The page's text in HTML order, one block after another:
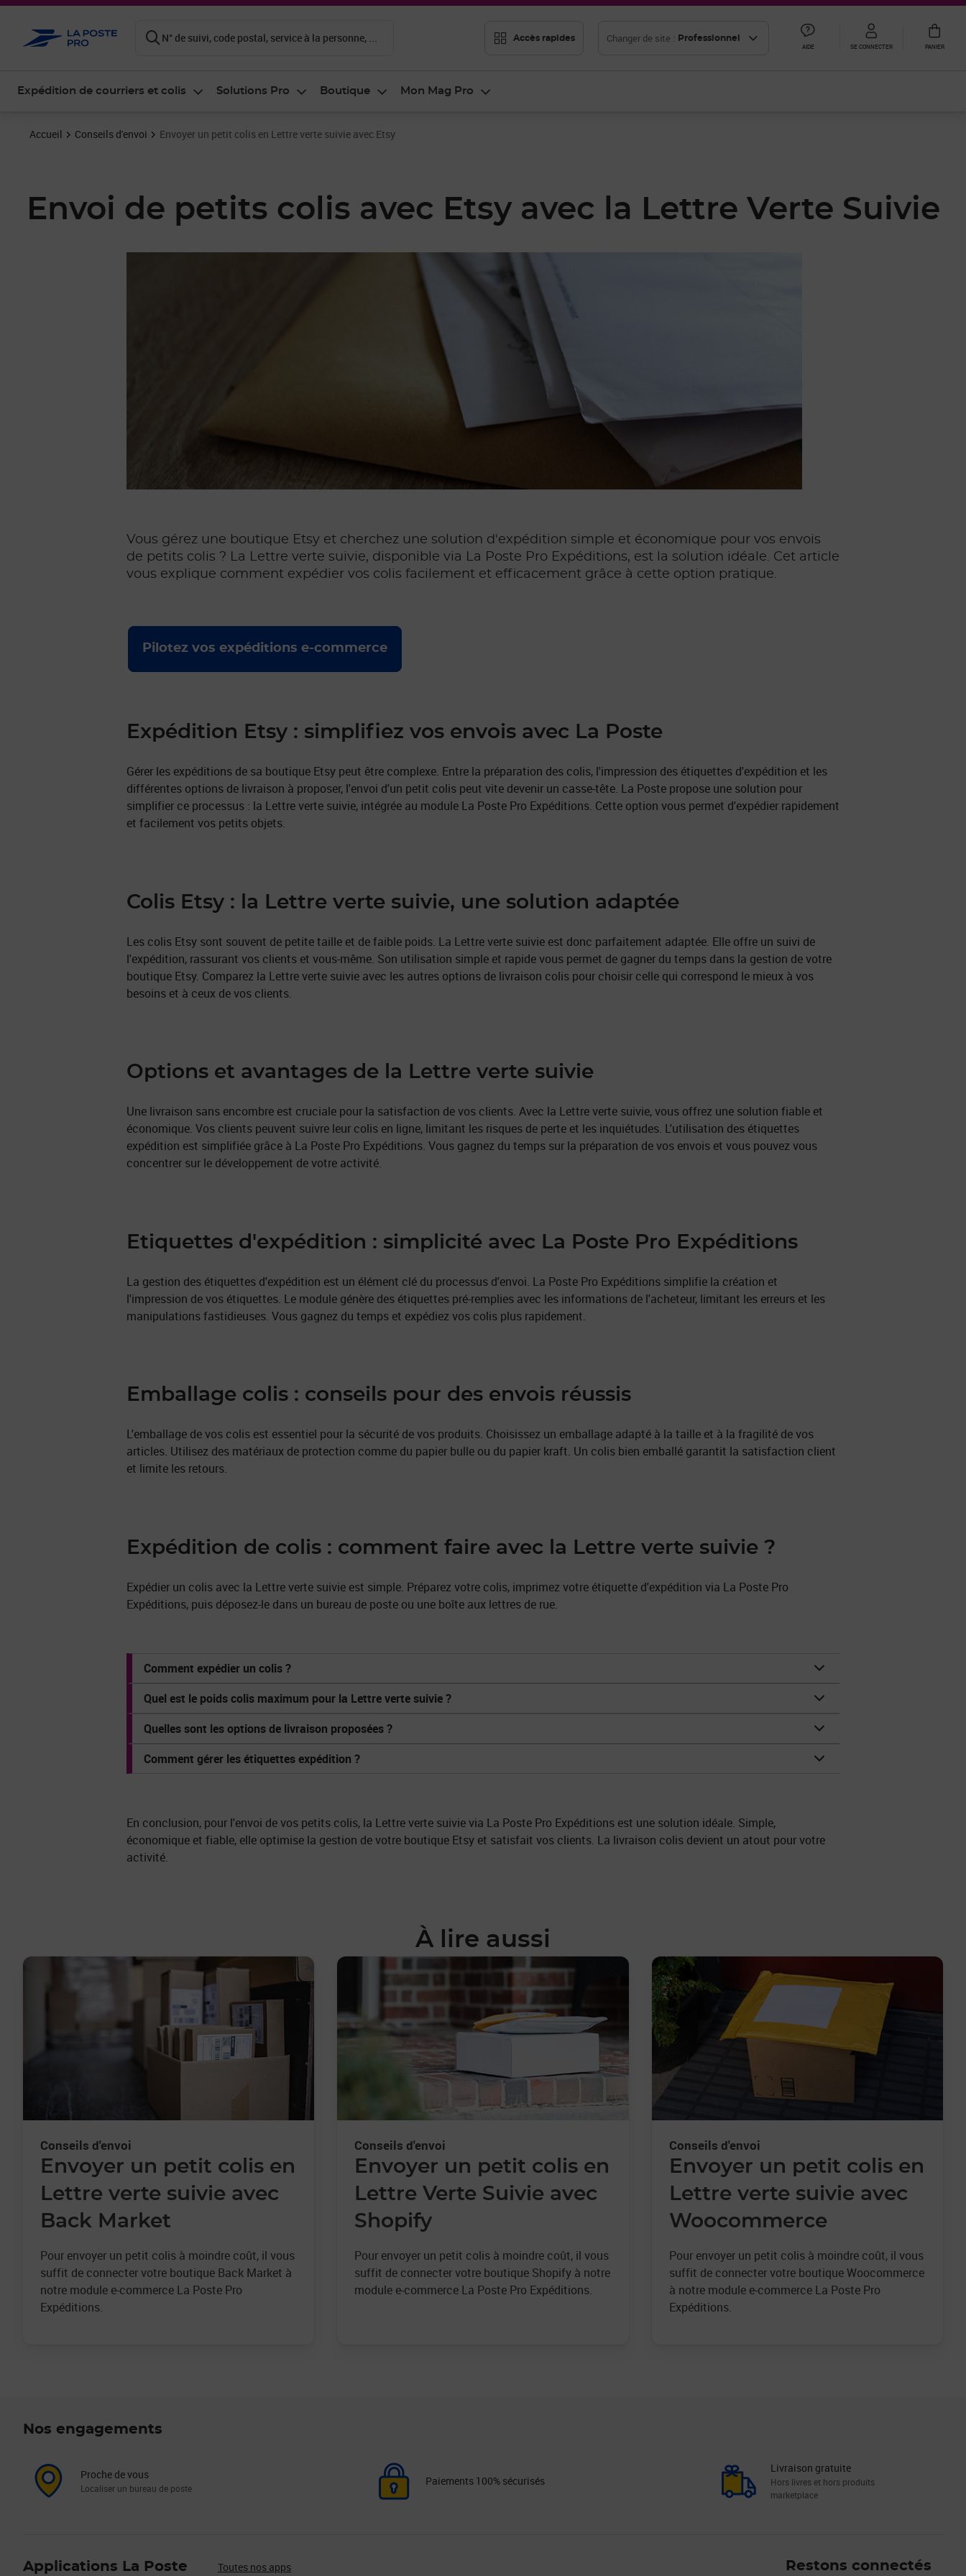
N° de suivi, code postal, service à la personne, ... Accès rapides Changer de site : Professionnel
AIDE SE CONNECTER PANIER
Expédition de courriers et colis Solutions Pro Boutique Mon Mag Pro
Accueil Conseils d'envoi Envoyer un petit colis en Lettre verte suivie avec Etsy
Envoi de petits colis avec Etsy avec la Lettre Verte Suivie
Vous gérez une boutique Etsy et cherchez une solution d'expédition simple et économique pour vos envois
de petits colis ? La Lettre verte suivie, disponible via La Poste Pro Expéditions, est la solution idéale. Cet article
vous explique comment expédier vos colis facilement et efficacement grâce à cette option pratique.
Pilotez vos expéditions e-commerce
Expédition Etsy : simplifiez vos envois avec La Poste
Gérer les expéditions de sa boutique Etsy peut être complexe. Entre la préparation des colis, l'impression des étiquettes d'expédition et les
différentes options de livraison à proposer, l'envoi d'un petit colis peut vite devenir un casse-tête. La Poste propose une solution pour
simplifier ce processus : la Lettre verte suivie, intégrée au module La Poste Pro Expéditions. Cette option vous permet d'expédier rapidement
et facilement vos petits objets.
Colis Etsy : la Lettre verte suivie, une solution adaptée
Les colis Etsy sont souvent de petite taille et de faible poids. La Lettre verte suivie est donc parfaitement adaptée. Elle offre un suivi de
l'expédition, rassurant vos clients et vous-même. Son utilisation simple et rapide vous permet de gagner du temps dans la gestion de votre
boutique Etsy. Comparez la Lettre verte suivie avec les autres options de livraison colis pour choisir celle qui correspond le mieux à vos
besoins et à ceux de vos clients.
Options et avantages de la Lettre verte suivie
Une livraison sans encombre est cruciale pour la satisfaction de vos clients. Avec la Lettre verte suivie, vous offrez une solution fiable et
économique. Vos clients peuvent suivre leur colis en ligne, limitant les risques de perte et les inquiétudes. L'utilisation des étiquettes
expédition est simplifiée grâce à La Poste Pro Expéditions. Vous gagnez du temps sur la préparation de vos envois et vous pouvez vous
concentrer sur le développement de votre activité.
Etiquettes d'expédition : simplicité avec La Poste Pro Expéditions
La gestion des étiquettes d'expédition est un élément clé du processus d'envoi. La Poste Pro Expéditions simplifie la création et
l'impression de vos étiquettes. Le module génère des étiquettes pré-remplies avec les informations de l'acheteur, limitant les erreurs et les
manipulations fastidieuses. Vous gagnez du temps et expédiez vos colis plus rapidement.
Emballage colis : conseils pour des envois réussis
L'emballage de vos colis est essentiel pour la sécurité de vos produits. Choisissez un emballage adapté à la taille et à la fragilité de vos
articles. Utilisez des matériaux de protection comme du papier bulle ou du papier kraft. Un colis bien emballé garantit la satisfaction client
et limite les retours.
Expédition de colis : comment faire avec la Lettre verte suivie ?
Expédier un colis avec la Lettre verte suivie est simple. Préparez votre colis, imprimez votre étiquette d'expédition via La Poste Pro
Expéditions, puis déposez-le dans un bureau de poste ou une boîte aux lettres de rue.
Comment expédier un colis ?
Quel est le poids colis maximum pour la Lettre verte suivie ?
Quelles sont les options de livraison proposées ?
Comment gérer les étiquettes expédition ?
En conclusion, pour l'envoi de vos petits colis, la Lettre verte suivie via La Poste Pro Expéditions est une solution idéale. Simple,
économique et fiable, elle optimise la gestion de votre boutique Etsy et satisfait vos clients. La livraison colis devient un atout pour votre
activité.
À lire aussi
Conseils d'envoi
Envoyer un petit colis en
Lettre verte suivie avec
Back Market
Pour envoyer un petit colis à moindre coût, il vous
suffit de connecter votre boutique Back Market à
notre module e-commerce La Poste Pro
Expéditions.
Conseils d'envoi
Envoyer un petit colis en
Lettre Verte Suivie avec
Shopify
Pour envoyer un petit colis à moindre coût, il vous
suffit de connecter votre boutique Shopify à notre
module e-commerce La Poste Pro Expéditions.
Conseils d'envoi
Envoyer un petit colis en
Lettre verte suivie avec
Woocommerce
Pour envoyer un petit colis à moindre coût, il vous
suffit de connecter votre boutique Woocommerce
à notre module e-commerce La Poste Pro
Expéditions.
Nos engagements
Proche de vous
Localiser un bureau de poste
Paiements 100% sécurisés
Livraison gratuite
Hors livres et hors produits
marketplace
Applications La Poste Toutes nos apps Restons connectés